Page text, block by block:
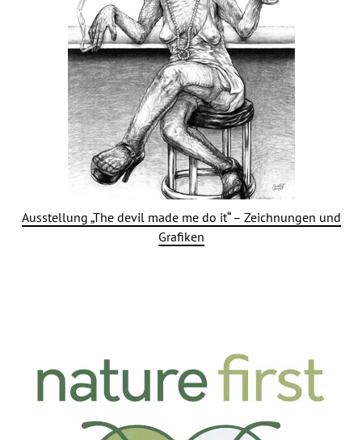
Ausstellung „The devil made me do it“ – Zeichnungen und
Grafiken